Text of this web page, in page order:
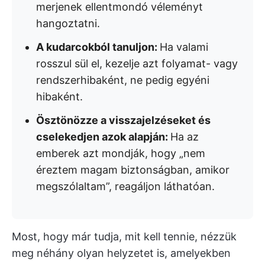
merjenek ellentmondó véleményt
hangoztatni.
A kudarcokból tanuljon: Ha valami
rosszul sül el, kezelje azt folyamat- vagy
rendszerhibaként, ne pedig egyéni
hibaként.
Ösztönözze a visszajelzéseket és
cselekedjen azok alapján: Ha az
emberek azt mondják, hogy „nem
éreztem magam biztonságban, amikor
megszólaltam”, reagáljon láthatóan.
Most, hogy már tudja, mit kell tennie, nézzük
meg néhány olyan helyzetet is, amelyekben